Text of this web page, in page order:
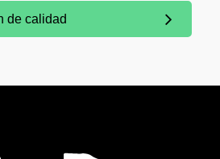
de calidad